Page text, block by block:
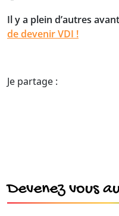
Il y a plein d’autres
de devenir VDI !
Je partage :
Devenez vous